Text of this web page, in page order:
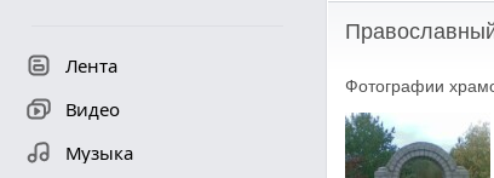
Лента
Видео
Музыка
Фотографии